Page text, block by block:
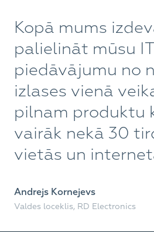
Kopā mums
palielināt mūsu
piedāvājumu no
izlases vienā
pilnam produktu
vairāk nekā 30
vietās un
Andrejs Kornejevs
Valdes loceklis, RD Electronics